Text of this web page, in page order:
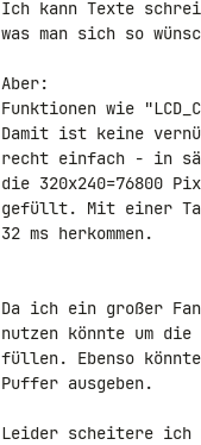
Ich kann Texte
was man sich so
Aber:
Funktionen wie
Damit ist keine
recht einfach - in
die 320x240=76800
gefüllt. Mit einer
32 ms herkommen.
Da ich ein großer
nutzen könnte um
füllen. Ebenso
Puffer ausgeben.
Leider scheitere ich